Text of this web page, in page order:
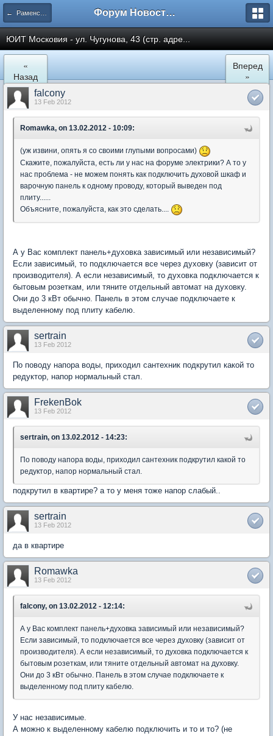
← Раменское Форум Новостройки
ЮИТ Московия - ул. Чугунова, 43 (стр. адре...
«
Назад
Вперед
»
falcony
13 Feb 2012
Romawka, on 13.02.2012 - 10:09:
(уж извини, опять я со своими глупыми вопросами)
Скажите, пожалуйста, есть ли у нас на форуме электрики? А то у
нас проблема - не можем понять как подключить духовой шкаф и
варочную панель к одному проводу, который выведен под
плиту......
Объясните, пожалуйста, как это сделать....
А у Вас комплект панель+духовка зависимый или независимый?
Если зависимый, то подключается все через духовку (зависит от
производителя). А если независимый, то духовка подключается к
бытовым розеткам, или тяните отдельный автомат на духовку.
Они до 3 кВт обычно. Панель в этом случае подключаете к
выделенному под плиту кабелю.
sertrain
13 Feb 2012
По поводу напора воды, приходил сантехник подкрутил какой то
редуктор, напор нормальный стал.
FrekenBok
13 Feb 2012
sertrain, on 13.02.2012 - 14:23:
По поводу напора воды, приходил сантехник подкрутил какой то
редуктор, напор нормальный стал.
подкрутил в квартире? а то у меня тоже напор слабый..
sertrain
13 Feb 2012
да в квартире
Romawka
13 Feb 2012
falcony, on 13.02.2012 - 12:14:
А у Вас комплект панель+духовка зависимый или независимый?
Если зависимый, то подключается все через духовку (зависит от
производителя). А если независимый, то духовка подключается к
бытовым розеткам, или тяните отдельный автомат на духовку.
Они до 3 кВт обычно. Панель в этом случае подключаете к
выделенному под плиту кабелю.
У нас независимые.
А можно к выделенному кабелю подключить и то и то? (не